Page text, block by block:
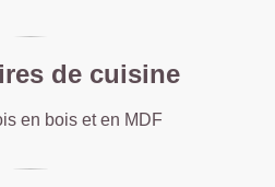
de cuisine
en bois et en MDF